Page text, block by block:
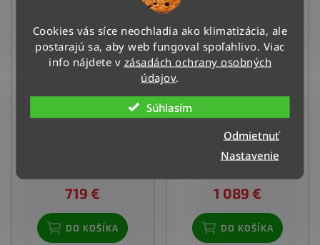
Cookies vás síce neochladia ako klimatizácia, ale
postarajú sa, aby web fungoval spoľahlivo. Viac
info nájdete v zásadách ochrany osobných
údajov.
Súhlasím
Nastavenie
Odmietnuť
Design - 3,5 kW
(zrkadlová strieborná)
719 €
DO KOŠÍKA
Design - 5,3 kW
(zrkadlová strieborná)
Doručenie do 4 dní
1 089 €
DO KOŠÍKA